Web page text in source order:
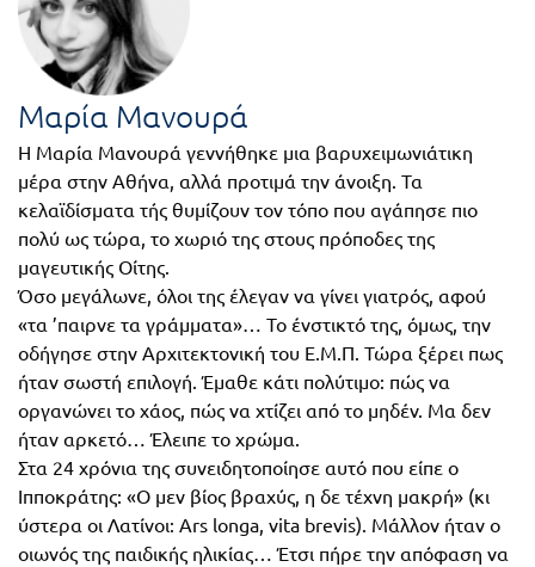
FUN!
Παιδικό
βιβλίο
Χάρτες
Πανεπιστημιακά
Ορθόδοξα
χριστιανικά
Ξένες
γλώσσες
Α.Σ.Ε.Π.
Τάξη
Γ΄
Τάξη
Δ΄
Τάξη
Ε΄
Τάξη
ΣΤ΄
Τάξη
Γυμνάσιο
Α΄
Τάξη
Μαρία Μανουρά
Η Μαρία Μανουρά γεννήθηκε μια βαρυχειμωνιάτικη
μέρα στην Αθήνα, αλλά προτιμά την άνοιξη. Τα
κελαϊδίσματα τής θυμίζουν τον τόπο που αγάπησε πιο
πολύ ως τώρα, το χωριό της στους πρόποδες της
μαγευτικής Οίτης.
Όσο μεγάλωνε, όλοι της έλεγαν να γίνει γιατρός, αφού
«τα ’παιρνε τα γράμματα»… Το ένστικτό της, όμως, την
οδήγησε στην Αρχιτεκτονική του Ε.Μ.Π. Τώρα ξέρει πως
ήταν σωστή επιλογή. Έμαθε κάτι πολύτιμο: πώς να
οργανώνει το χάος, πώς να χτίζει από το μηδέν. Μα δεν
ήταν αρκετό… Έλειπε το χρώμα.
Στα 24 χρόνια της συνειδητοποίησε αυτό που είπε ο
Ιπποκράτης: «Ο μεν βίος βραχύς, η δε τέχνη μακρή» (κι
ύστερα οι Λατίνοι: Ars longa, vita brevis). Μάλλον ήταν ο
οιωνός της παιδικής ηλικίας… Έτσι πήρε την απόφαση να